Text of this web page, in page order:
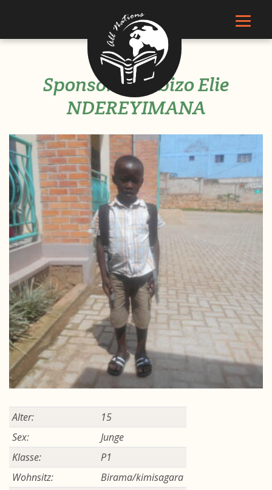
Sponsor Gisubizo Elie
NDEREYIMANA
Alter:
15
Sex:
Junge
Klasse:
P1
Wohnsitz:
Birama/kimisagara